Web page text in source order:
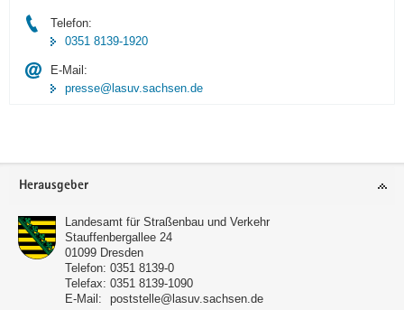
Telefon:
0351 8139-1920
E-Mail:
presse@lasuv.sachsen.de
Footer-
Herausgeber
Landesamt für Straßenbau und Verkehr
Stauffenbergallee 24
01099 Dresden
Telefon: 0351 8139-0
Telefax: 0351 8139-1090
E-Mail:
poststelle@lasuv.sachsen.de